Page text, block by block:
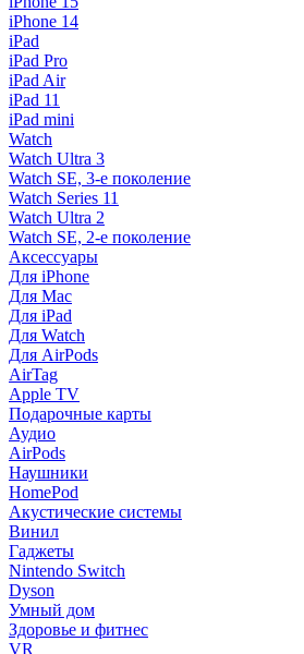
iPhone 14
iPad
iPad Pro
iPad Air
iPad 11
iPad mini
Watch
Watch Ultra 3
Watch SE, 3-е поколение
Watch Series 11
Watch Ultra 2
Watch SE, 2-е поколение
Аксессуары
Для iPhone
Для Mac
Для iPad
Для Watch
Для AirPods
AirTag
Apple TV
Подарочные карты
Аудио
AirPods
Наушники
HomePod
Акустические системы
Винил
Гаджеты
Nintendo Switch
Dyson
Умный дом
Здоровье и фитнес
VR